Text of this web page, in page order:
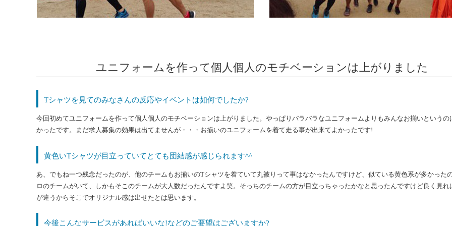
ユニフォームを作って個人個人のモチベーションは上がりました
Tシャツを見てのみなさんの反応やイベントは如何でしたか?
今回初めてユニフォームを作って個人個人のモチベーションは上がりました。やっぱりバラバラなユニフォームよりもみんなお揃いというの
かったです。まだ求人募集の効果は出てませんが・・・お揃いのユニフォームを着て走る事が出来てよかったです!
黄色いTシャツが目立っていてとても団結感が感じられます^^
あ、でもね一つ残念だったのが、他のチームもお揃いのTシャツを着ていて丸被りって事はなかったんですけど、似ている黄色系が多かった
ロのチームがいて、しかもそこのチームが大人数だったんですよ笑。そっちのチームの方が目立っちゃったかなと思ったんですけど良く見れ
が違うからそこでオリジナル感は出せたとは思います。
今後こんなサービスがあればいいな!などのご要望はございますか?